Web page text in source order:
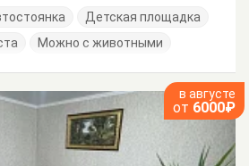
Детская площадка
Можно с животными
в августе
от 6000₽